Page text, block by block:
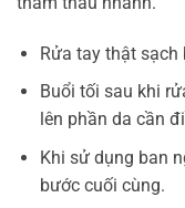
Rửa tay thật sạch
Buổi tối sau khi
lên phần da cần
Khi sử dụng ban
bước cuối cùng.